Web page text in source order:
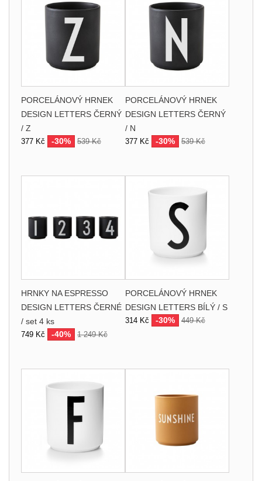
PORCELÁNOVÝ HRNEK
DESIGN LETTERS ČERNÝ
/ Z
377 Kč -30% 539 Kč
PORCELÁNOVÝ HRNEK
DESIGN LETTERS ČERNÝ
/ N
377 Kč -30% 539 Kč
HRNKY NA ESPRESSO
DESIGN LETTERS ČERNÉ
/ set 4 ks
749 Kč -40% 1 249 Kč
PORCELÁNOVÝ HRNEK
DESIGN LETTERS BÍLÝ / S
314 Kč -30% 449 Kč